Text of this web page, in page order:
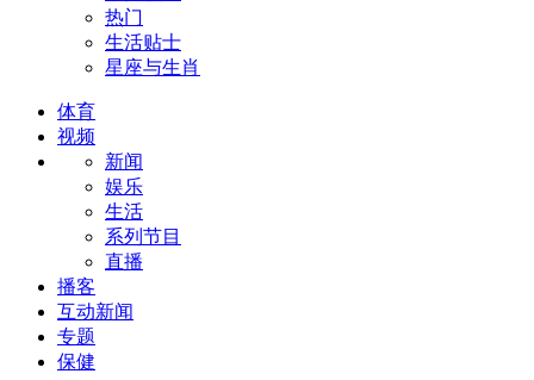
热门
生活贴士
星座与生肖
体育
视频
新闻
娱乐
生活
系列节目
直播
播客
互动新闻
专题
保健